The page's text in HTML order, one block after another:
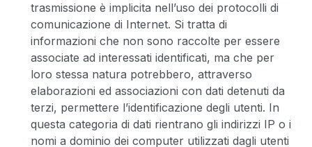
trasmissione è implicita nell’uso dei protocolli di
comunicazione di Internet. Si tratta di
informazioni che non sono raccolte per essere
associate ad interessati identificati, ma che per
loro stessa natura potrebbero, attraverso
elaborazioni ed associazioni con dati detenuti da
terzi, permettere l’identificazione degli utenti. In
questa categoria di dati rientrano gli indirizzi IP o i
nomi a dominio dei computer utilizzati dagli utenti